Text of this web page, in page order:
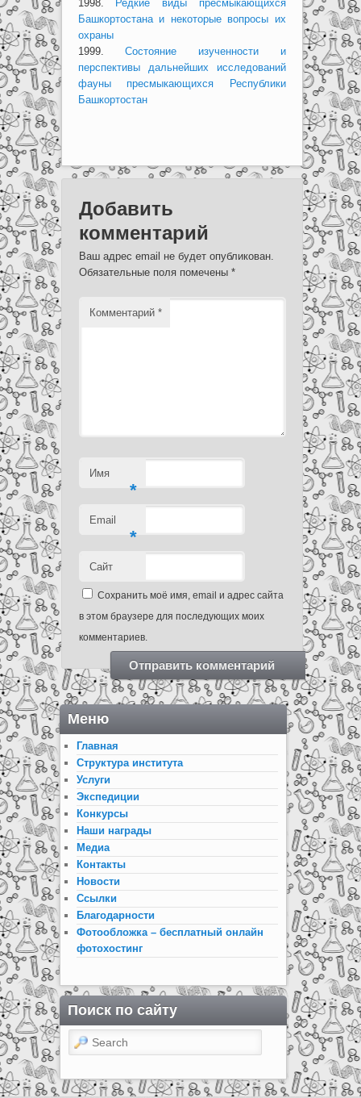
1998. Редкие виды пресмыкающихся
Башкортостана и некоторые вопросы их
охраны
1999.Состояние изученности и
перспективы дальнейших исследований
фауны пресмыкающихся Республики
Башкортостан
Добавить
комментарий
Ваш адрес email не будет опубликован.
Обязательные поля помечены *
Комментарий *
Имя
*
Email
*
Сайт
Сохранить моё имя, email и адрес сайта
в этом браузере для последующих моих
комментариев.
Меню
Главная
Структура института
Услуги
Экспедиции
Конкурсы
Наши награды
Медиа
Контакты
Новости
Ссылки
Благодарности
Фотообложка – бесплатный онлайн
фотохостинг
Поиск по сайту
Search